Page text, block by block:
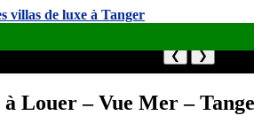
❮ ❯
Louer – Vue Mer –